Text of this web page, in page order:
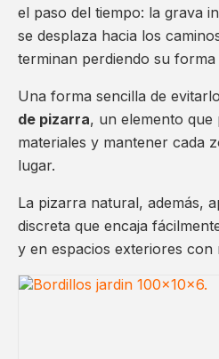
el paso del tiempo: la grava
se desplaza hacia los
terminan perdiendo su forma
Una forma sencilla de
de pizarra, un elemento que
materiales y mantener cada
lugar.
La pizarra natural, además,
discreta que encaja
y en espacios exteriores con